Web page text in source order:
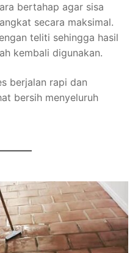
bertahap agar sisa
secara maksimal.
teliti sehingga hasil
kembali digunakan.
berjalan rapi dan
bersih menyeluruh